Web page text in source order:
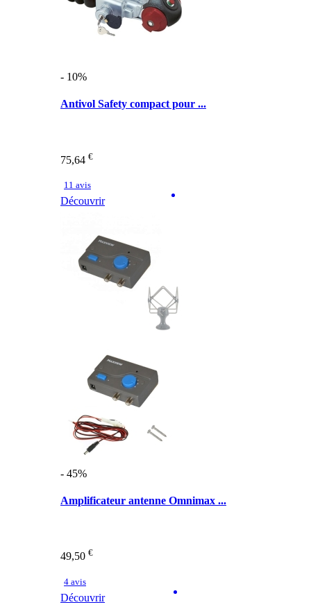
- 10%
Antivol Safety compact pour ...
75,64 €
11 avis
Découvrir
- 45%
Amplificateur antenne Omnimax ...
49,50 €
4 avis
Découvrir